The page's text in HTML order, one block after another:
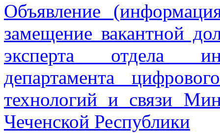
Объявление
замещение вакантной
эксперта отдела
департамента
технологий и связи
Чеченской Республики